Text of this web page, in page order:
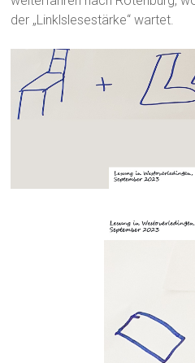
der „Linklslesestärke“ wartet.